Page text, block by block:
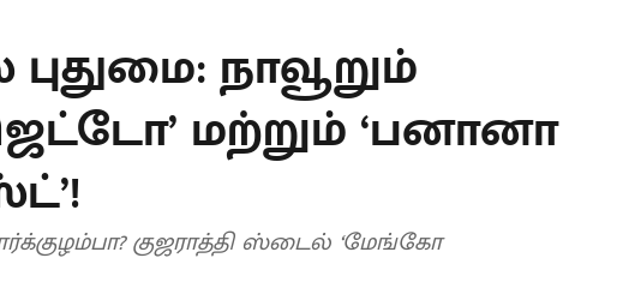
நாவூறும்
மற்றும் ‘பனானா
குஜராத்தி ஸ்டைல் ‘மேங்கோ